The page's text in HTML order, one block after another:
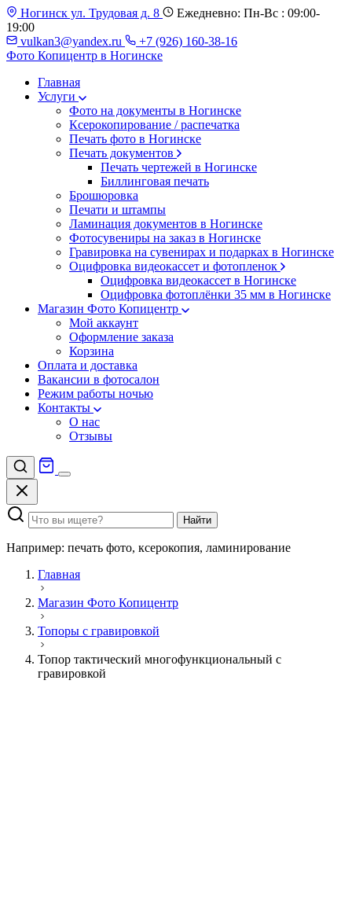
Ногинск ул. Трудовая д. 8
Ежедневно: Пн-Вс : 09:00-
19:00
vulkan3@yandex.ru
+7 (926) 160-38-16
Фото Копицентр в Ногинске
Главная
Услуги
Фото на документы в Ногинске
Ксерокопирование / распечатка
Печать фото в Ногинске
Печать документов
Печать чертежей в Ногинске
Биллинговая печать
Брошюровка
Печати и штампы
Ламинация документов в Ногинске
Фотосувениры на заказ в Ногинске
Гравировка на сувенирах и подарках в Ногинске
Оцифровка видеокассет и фотопленок
Оцифровка видеокассет в Ногинске
Оцифровка фотоплёнки 35 мм в Ногинске
Магазин Фото Копицентр
Мой аккаунт
Оформление заказа
Корзина
Оплата и доставка
Вакансии в фотосалон
Режим работы ночью
Контакты
О нас
Отзывы
Найти
Например: печать фото, ксерокопия, ламинирование
Главная
Магазин Фото Копицентр
Топоры с гравировкой
Топор тактический многофункциональный с
гравировкой